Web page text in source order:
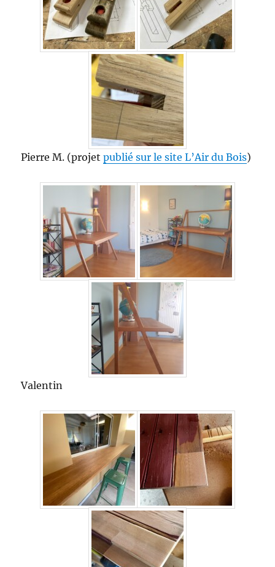
Pierre M. (projetpublié sur le site L’Air du Bois)
Valentin